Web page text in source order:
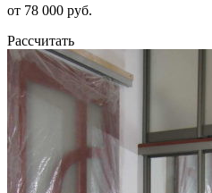
от 78 000 руб.
Рассчитать